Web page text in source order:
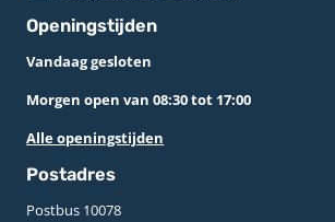
Openingstijden
Vandaag gesloten
Morgen open van 08:30 tot 17:00
Alle openingstijden
Postadres
Postbus 10078 ­